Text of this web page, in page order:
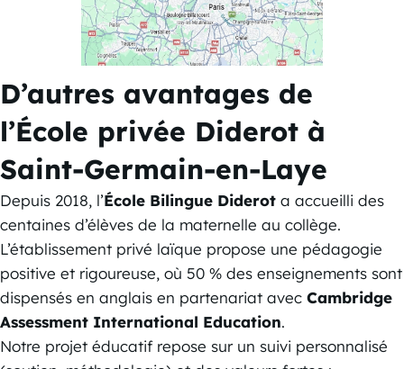
D’autres avantages de
l’École privée Diderot à
Saint-Germain-en-Laye
Depuis 2018, l’École Bilingue Diderot a accueilli des
centaines d’élèves de la maternelle au collège.
L’établissement privé laïque propose une pédagogie
positive et rigoureuse, où 50 % des enseignements sont
dispensés en anglais en partenariat avec Cambridge
Assessment International Education.
Notre projet éducatif repose sur un suivi personnalisé